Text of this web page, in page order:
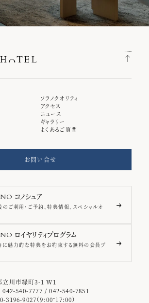
ソラノクオリティ
アクセス
ニュース
ギャラリー
よくあるご質問
お問い合せ
コノシュア
ご利用・ご予約、特典情報、スペシャルオ
ロイヤリティプログラム
に魅力的な特典をお約束する無料の会員プ
立川市緑町3-1 W1
042-540-7777 / 042-540-7851
3196-9027（9:00⁻17:00）